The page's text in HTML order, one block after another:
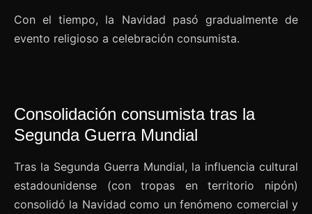
Con el tiempo, la Navidad pasó gradualmente de
evento religioso a celebración consumista.
Consolidación consumista tras la
Segunda Guerra Mundial
Tras la Segunda Guerra Mundial, la influencia cultural
estadounidense (con tropas en territorio nipón)
consolidó la Navidad como un fenómeno comercial y